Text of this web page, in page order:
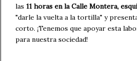
las 11 horas en la Calle Montera,
"darle la vuelta a la tortilla" y
corto. ¡Tenemos que apoyar esta
para nuestra sociedad!